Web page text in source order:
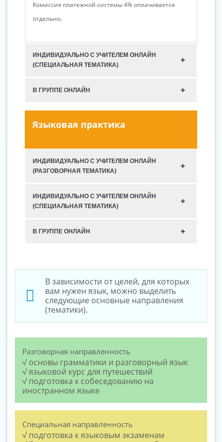
Комиссия платежной системы 4% оплачивается
отдельно.
ИНДИВИДУАЛЬНО С УЧИТЕЛЕМ ОНЛАЙН
(СПЕЦИАЛЬНАЯ ТЕМАТИКА)
В ГРУППЕ ОНЛАЙН
Языковая практика
ИНДИВИДУАЛЬНО С УЧИТЕЛЕМ ОНЛАЙН
(РАЗГОВОРНАЯ ТЕМАТИКА)
ИНДИВИДУАЛЬНО С УЧИТЕЛЕМ ОНЛАЙН
(СПЕЦИАЛЬНАЯ ТЕМАТИКА)
В ГРУППЕ ОНЛАЙН
В зависимости от целей, для которых
вам нужен язык, можно выделить
следующие основные направления
(тематики).
Разговорная направленность
√ основы грамматики и разговорный язык
√ языковой курс для путешествий
√ подготовка к собеседованию на
иностранном языке
Специальная направленность
√ подготовка к языковым экзаменам